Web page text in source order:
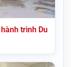
trình Du